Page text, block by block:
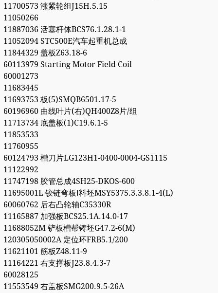
11700573 涨紧轮组J15H.5.15
11050266
11887036 活塞杆体BCS76.1.28.1-1
11052094 STC500E汽车起重机总成
11844329 盖板Z63.18-6
60113979 Starting Motor Field Coil
60001273
11683445
11693753 板(5)SMQB6501.17-5
60196960 曲线叶片(右)QH400Z8片/组
11713734 底盖板(1)C19.6.1-5
11853533
11760955
60124793 槽刀片LG123H1-0400-0004-GS1115
11122992
11747198 胶管总成4SH25-DKOS-600
11695001L 铰链弯板Ⅰ料坯MSY5375.3.3.8.1-4(L)
60060762 后右凸轮轴C35330R
11165887 加强板BCS25.1A.14.0-17
11688052M 铲板槽帮铸坯G47.2-6(M)
120305050002A 定位环FRB5.1/200
11621101 筋板Z48.11-9
11164221 右支撑板J23.8.4.3-7
60028125
11553549 右盖板SMG200.9.5-26A